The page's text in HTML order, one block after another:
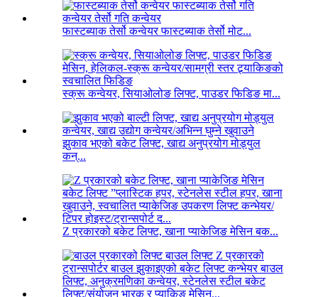
फास्टब्याक तेर्सो कन्वेयर फास्टब्याक तेर्सो मोट...
स्क्रू कन्वेयर, सियाओलोङ लिफ्ट, पाउडर फिडिङ मा...
झुकाव भएको बकेट लिफ्ट, खाद्य अनुप्रयोग मोड्युल
कन्...
Z प्रकारको बकेट लिफ्ट, खाना प्याकेजिङ मेसिन बक...